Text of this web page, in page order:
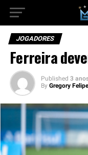
JOGADORES
Ferreira
Published 3
By Gregory Felipe